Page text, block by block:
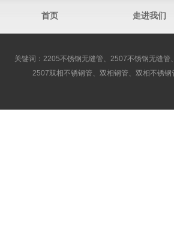
首页 走进我们
关键词：2205不锈钢无缝管、2507不锈钢无缝
2507双相不锈钢管、双相钢管、双相不锈